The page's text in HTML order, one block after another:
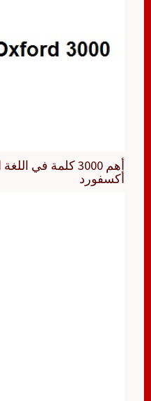
أهم 3000 كلمة في
أكسفورد